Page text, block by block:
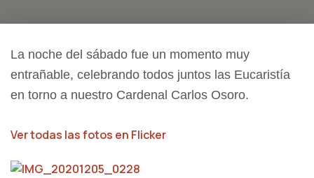
T
La noche del sábado fue un momento muy
entrañable, celebrando todos juntos las Eucaristía
en torno a nuestro Cardenal Carlos Osoro.
Ver todas las fotos en Flicker